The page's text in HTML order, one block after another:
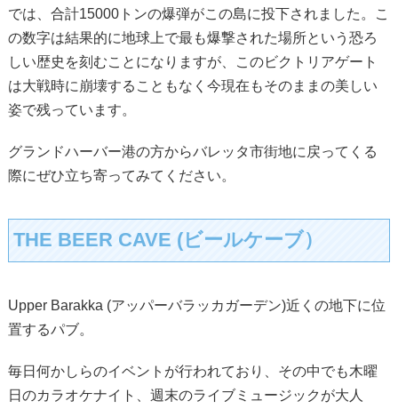
では、合計15000トンの爆弾がこの島に投下されました。こ
の数字は結果的に地球上で最も爆撃された場所という恐ろ
しい歴史を刻むことになりますが、このビクトリアゲート
は大戦時に崩壊することもなく今現在もそのままの美しい
姿で残っています。
グランドハーバー港の方からバレッタ市街地に戻ってくる
際にぜひ立ち寄ってみてください。
THE BEER CAVE (ビールケーブ）
Upper Barakka (アッパーバラッカガーデン)近くの地下に位
置するパブ。
毎日何かしらのイベントが行われており、その中でも木曜
日のカラオケナイト、週末のライブミュージックが大人